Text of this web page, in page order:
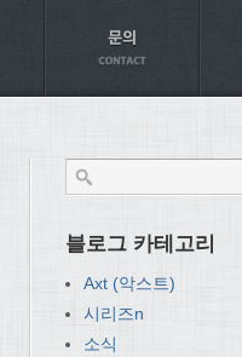
블로그 카테고리
Axt (악스트)
시리즈n
소식